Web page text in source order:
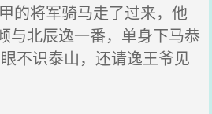
的将军骑马走了过来，他
与北辰逸一番，单身下马恭
不识泰山，还请逸王爷见